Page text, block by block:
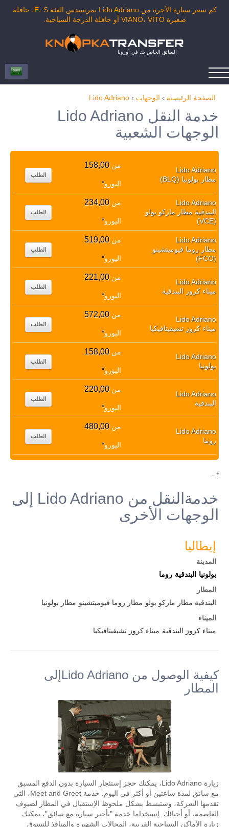
كم سعر سيارة الأجرة من Lido Adriano بمرسيدس الفئة E، S، حافلة
صغيرة VIANO، VITO أو حافلة الدرجة السياحية.
السائق الخاص بك في أوروبا
الصفحة الرئيسية › الوجهات ›
Lido Adriano
خدمة النقل Lido Adriano
الوجهات الشعبية
Lido Adriano
مطار بولونيا (BLQ)
من158,00
اليورو*
الطلب
Lido Adriano
البندقية مطار ماركو بولو
(VCE)
من234,00
اليورو*
الطلب
Lido Adriano
مطار روما فيوميتشينو
(FCO)
من519,00
اليورو*
الطلب
Lido Adriano
ميناء كروز البندقية
من221,00
اليورو*
الطلب
Lido Adriano
ميناء كروز تشيفيتافيكيا
من572,00
اليورو*
الطلب
Lido Adriano
بولونيا
من158,00
اليورو*
الطلب
Lido Adriano
البندقية
من220,00
اليورو*
الطلب
Lido Adriano
روما
من480,00
اليورو*
الطلب
* -
خدمةالنقل من Lido Adriano إلى
الوجهات الأخرى
إيطاليا
المدينة
بولونيا
البندقية روما
المطار
البندقية مطار ماركو بولو مطار روما فيوميتشينو مطار بولونيا
الميناء
ميناء كروز البندقية ميناء كروز تشيفيتافيكيا
كيفية الوصول من Lido Adrianoإلى
المطار
زيارة Lido Adriano، يمكنك حجز إستئجار السيارة بدون الدفع المسبق
مع سائق لمدة ساعتين أو أكثر في اليوم. خدمة Meet and Greet، التي
تقدمها الشركة، وستبسط بشكل ملحوظ الإستقبال في المطار لضيوف
العاصمة، أو أحبائك. إستخداما خدمة "تأجير سيارة مع سائق"، يمكنك
زيارة الأماكن السياحية القريبة، المحالات الشهيرة والمنافذ للتسوق